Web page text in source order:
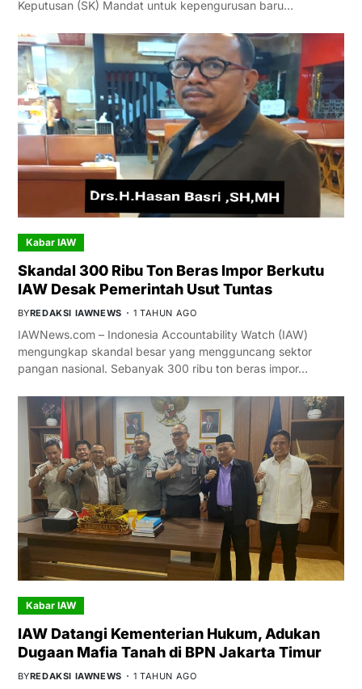
Keputusan (SK) Mandat untuk kepengurusan baru…
Kabar IAW
Skandal 300 Ribu Ton Beras Impor Berkutu
IAW Desak Pemerintah Usut Tuntas
BYREDAKSI IAWNEWS 1 TAHUN AGO
IAWNews.com – Indonesia Accountability Watch (IAW)
mengungkap skandal besar yang mengguncang sektor
pangan nasional. Sebanyak 300 ribu ton beras impor…
Kabar IAW
IAW Datangi Kementerian Hukum, Adukan
Dugaan Mafia Tanah di BPN Jakarta Timur
BYREDAKSI IAWNEWS 1 TAHUN AGO